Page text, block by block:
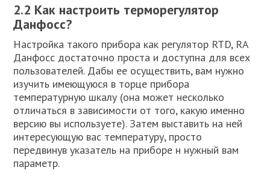
2.2 Как настроить терморегулятор
Данфосс?
Настройка такого прибора как регулятор RTD, RA
Данфосс достаточно проста и доступна для всех
пользователей. Дабы ее осуществить, вам нужно
изучить имеющуюся в торце прибора
температурную шкалу (она может несколько
отличаться в зависимости от того, какую именно
версию вы используете). Затем выставить на ней
интересующую вас температуру, просто
передвинув указатель на приборе н нужный вам
параметр.